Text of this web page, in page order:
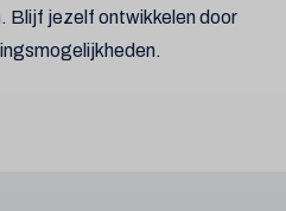
Blijf jezelf ontwikkelen door